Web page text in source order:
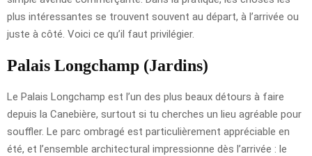
plus intéressantes se trouvent souvent au départ, à l’arrivée ou
juste à côté. Voici ce qu’il faut privilégier.
Palais Longchamp (Jardins)
Le Palais Longchamp est l’un des plus beaux détours à faire
depuis la Canebière, surtout si tu cherches un lieu agréable pour
souffler. Le parc ombragé est particulièrement appréciable en
été, et l’ensemble architectural impressionne dès l’arrivée : le